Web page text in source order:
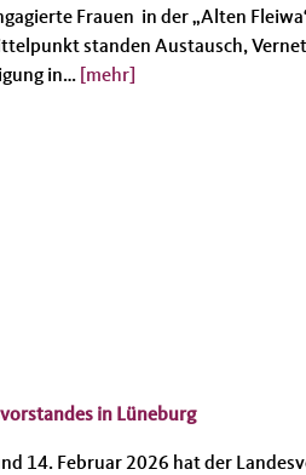
Frauen in der „Alten
standen Austausch,
in… [mehr]
in Lüneburg
14. Februar 2026 hat der